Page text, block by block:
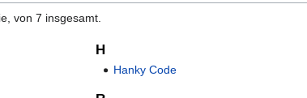
von 7 insgesamt.
H
Hanky Code